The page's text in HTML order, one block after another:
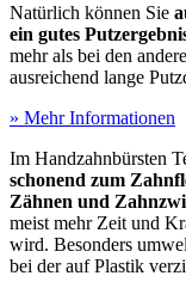
Natürlich können Sie
ein gutes
mehr als bei den
ausreichend lange
» Mehr Informationen
Im Handzahnbürsten
schonend zum
Zähnen und
meist mehr Zeit und
wird. Besonders
bei der auf Plastik